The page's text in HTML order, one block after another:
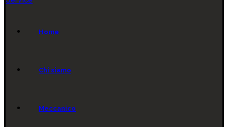
Home
Chi siamo
Meccanico